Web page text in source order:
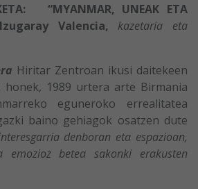
“MYANMAR, UNEAK ETA
Valencia,kazetaria eta
Hiritar Zentroan ikusi daitekeen
honek, 1989 urtera arte Birmania
eguneroko errealitatea
baino gehiagok osatzen dute
denboran eta espazioan,
emozioz betea sakonki erakusten